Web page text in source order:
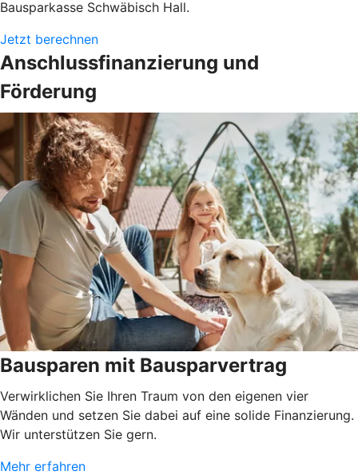
Bausparkasse Schwäbisch Hall.
Jetzt berechnen
Anschlussfinanzierung und
Förderung
Bausparen mit Bausparvertrag
Verwirklichen Sie Ihren Traum von den eigenen vier
Wänden und setzen Sie dabei auf eine solide Finanzierung.
Wir unterstützen Sie gern.
Mehr erfahren